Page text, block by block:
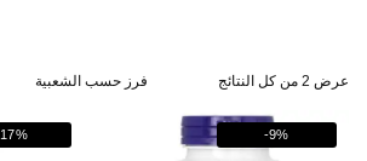
عرض ⁦2⁩ من كل النتائج
-9%
-17%